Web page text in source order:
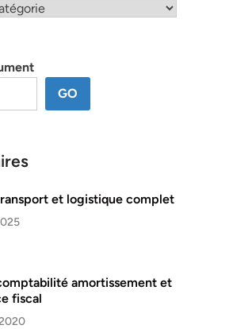
GO
et logistique complet
amortissement et
fiscal